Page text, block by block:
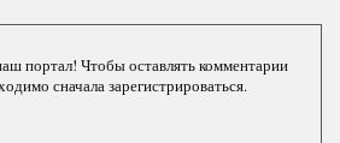
портал! Чтобы оставлять комментарии
сначала зарегистрироваться.